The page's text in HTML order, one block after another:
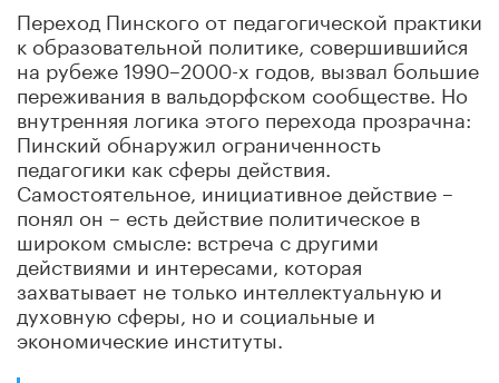
Переход Пинского от педагогической практики
к образовательной политике, совершившийся
на рубеже 1990–2000-х годов, вызвал большие
переживания в вальдорфском сообществе. Но
внутренняя логика этого перехода прозрачна:
Пинский обнаружил ограниченность
педагогики как сферы действия.
Самостоятельное, инициативное действие –
понял он – есть действие политическое в
широком смысле: встреча с другими
действиями и интересами, которая
захватывает не только интеллектуальную и
духовную сферы, но и социальные и
экономические институты.